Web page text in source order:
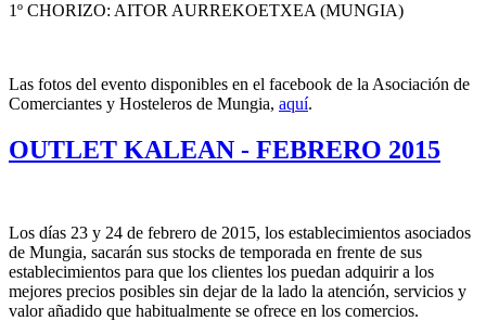
1º CHORIZO: AITOR AURREKOETXEA (MUNGIA)
Las fotos del evento disponibles en el facebook de la Asociación de
Comerciantes y Hosteleros de Mungia, aquí.
OUTLET KALEAN - FEBRERO 2015
Los días 23 y 24 de febrero de 2015, los establecimientos asociados
de Mungia, sacarán sus stocks de temporada en frente de sus
establecimientos para que los clientes los puedan adquirir a los
mejores precios posibles sin dejar de la lado la atención, servicios y
valor añadido que habitualmente se ofrece en los comercios.